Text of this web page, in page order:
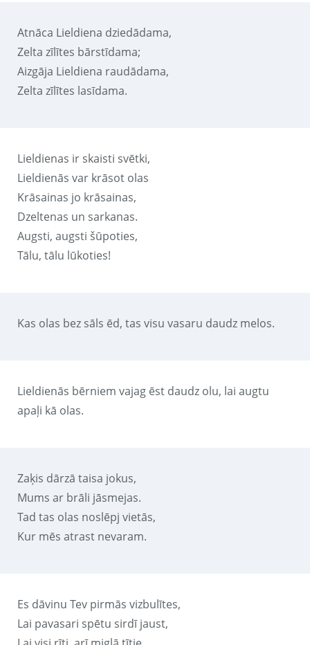
Atnāca Lieldiena dziedādama,
Zelta zīlītes bārstīdama;
Aizgāja Lieldiena raudādama,
Zelta zīlītes lasīdama.
Lieldienas ir skaisti svētki,
Lieldienās var krāsot olas
Krāsainas jo krāsainas,
Dzeltenas un sarkanas.
Augsti, augsti šūpoties,
Tālu, tālu lūkoties!
Kas olas bez sāls ēd, tas visu vasaru daudz melos.
Lieldienās bērniem vajag ēst daudz olu, lai augtu
apaļi kā olas.
Zaķis dārzā taisa jokus,
Mums ar brāli jāsmejas.
Tad tas olas noslēpj vietās,
Kur mēs atrast nevaram.
Es dāvinu Tev pirmās vizbulītes,
Lai pavasari spētu sirdī jaust,